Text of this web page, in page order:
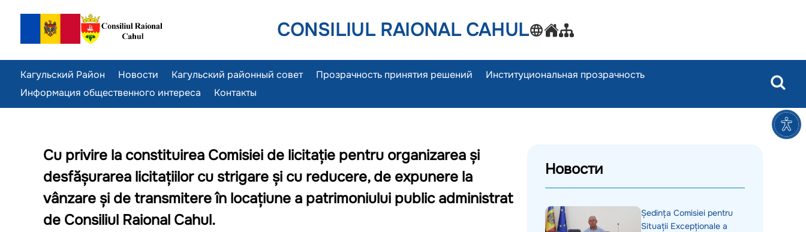
CONSILIUL RAIONAL CAHUL
Кагульский Район Новости Кагульский районный совет Прозрачность принятия решений
Институциональная прозрачность
Информация общественного интереса
Контакты
Cu privire la constituirea Comisiei de licitație pentru organizarea și
desfășurarea licitațiilor cu strigare și cu reducere, de expunere la
vânzare și de transmitere în locațiune a patrimoniului public administrat
de Consiliul Raional Cahul.
Новости
Ședința Comisiei pentru
Situații Excepționale a